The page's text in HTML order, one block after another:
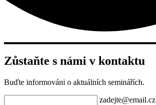
Zůstaňte s námi v kontaktu
Buďte informováni o aktuálních seminářích.
zadejte@email.cz